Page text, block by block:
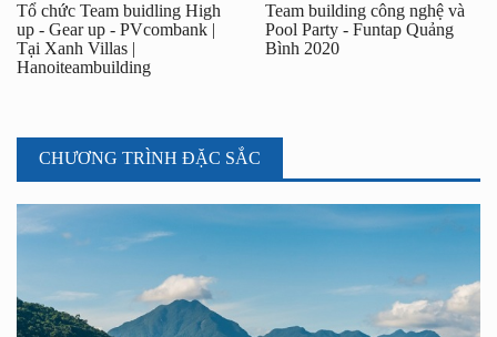
Tổ chức Team buidling High
up - Gear up - PVcombank |
Tại Xanh Villas |
Hanoiteambuilding
Team building công nghệ và
Pool Party - Funtap Quảng
Bình 2020
CHƯƠNG TRÌNH ĐẶC SẮC